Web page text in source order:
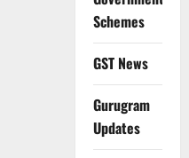
Schemes
GST News
Gurugram
Updates